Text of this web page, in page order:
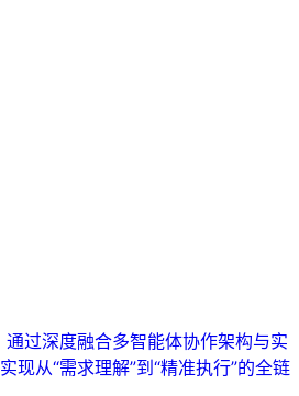
过深度融合多智能体协作架构与实
现从“需求理解”到“精准执行”的全链